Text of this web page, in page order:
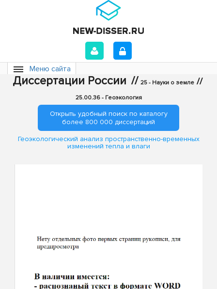
Меню сайта
Диссертации России // 25 - Науки о земле //
25.00.36 - Геоэкология
Открыть удобный поиск по каталогу
более 800 000 диссертаций
Геоэкологический анализ пространственно-временных
изменений тепла и влаги